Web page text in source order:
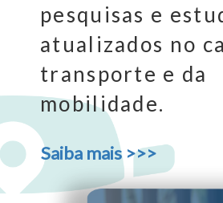
pesquisas e
atualizados no
transporte e da
mobilidade.
Saiba mais >>>